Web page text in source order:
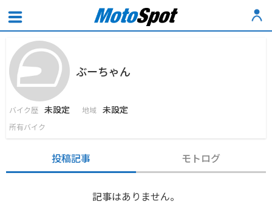
ぶーちゃん
バイク歴 未設定 地域 未設定
所有バイク
投稿記事 モトログ
記事はありません。